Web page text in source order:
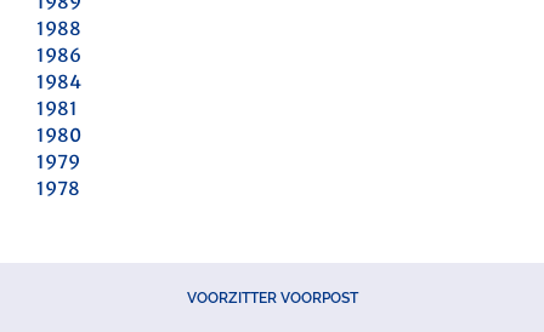
1988
1986
1984
1981
1980
1979
1978
VOORZITTER VOORPOST